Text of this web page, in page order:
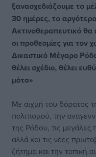
ξανασχεδιάζουμε το
30 ημέρες, το
Ακτινοθεραπευτικό θα
οι προθεσμίες για τον
Δικαστικό Μέγαρο
θέλει σχέδιο, θέλει
μότο»
Με αιχμή του δόρατος
πολιτισμού, την
της Ρόδου, τις μεγάλες
αλλά και τις νέες
ζήτημα και την τοπική